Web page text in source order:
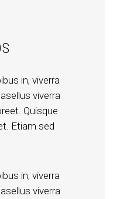
in, viverra
viverra
Quisque
Etiam sed
in, viverra
viverra